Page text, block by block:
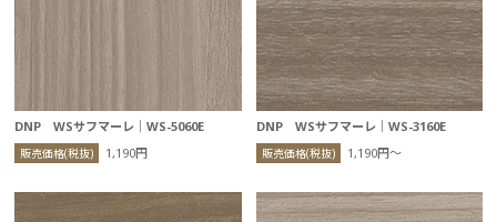
DNP WSサフマーレ｜WS-5060E
販売価格(税抜) 1,190円
DNP WSサフマーレ｜WS-3160E
販売価格(税抜) 1,190円〜